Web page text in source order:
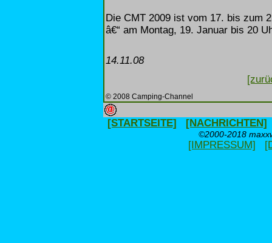
Die CMT 2009 ist vom 17. bis zum
â€“ am Montag, 19. Januar bis 20
14.11.08
© 2008 Camping-Channel
[STARTSEITE] [NACHRICHTEN]
©2000-2018
[IMPRESSUM]